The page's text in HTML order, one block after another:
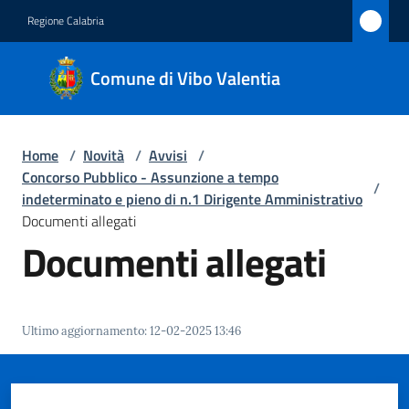
Regione Calabria
Comune di Vibo Valentia
Comune
di Vibo
Valentia
Amministrazione
Novità
Menu selezionato
Valentia
Home / Novità / Avvisi /
Concorso Pubblico - Assunzione a tempo
indeterminato e pieno di n.1 Dirigente Amministrativo /
Documenti allegati
Documenti allegati
Ultimo aggiornamento:12-02-2025 13:46